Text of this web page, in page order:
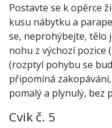
Postavte se k opěrce
kusu nábytku a
se, neprohýbejte, tělo
nohu z výchozí pozice
(rozptyl pohybu se
připomíná
pomalý a plynulý, bez
Cvik č. 5